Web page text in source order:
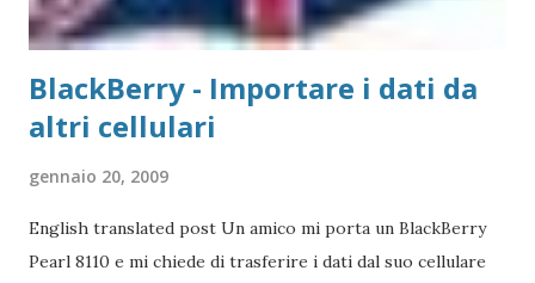
BlackBerry - Importare i dati da
altri cellulari
gennaio 20, 2009
English translated post Un amico mi porta un BlackBerry
Pearl 8110 e mi chiede di trasferire i dati dal suo cellulare